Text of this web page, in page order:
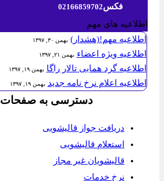
فکس02166859702
اطلاعیه های مهم
اطلاعیه مهم!(هشدار) بهمن ۳۰, ۱۳۹۷
اطلاعیه ویژه اعضاء بهمن ۲۱, ۱۳۹۷
اطلاعیه گرد همایی تالار راگا بهمن ۱۹, ۱۳۹۷
اطلاعیه اعلام نرخ نامه جدید بهمن ۱۹, ۱۳۹۷
دسترسی به صفحات
دریافت جواز قالیشویی
استعلام قالیشویی
قالیشویان غیر مجاز
نرخ خدمات